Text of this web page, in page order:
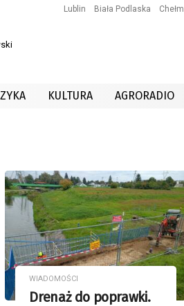
Lublin Biała Podlaska Chełm
KULTURA AGRORADIO
WIADOMOŚCI
Drenaż do poprawki.